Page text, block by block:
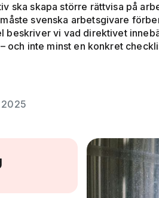
ska skapa större rättvisa på
svenska arbetsgivare
beskriver vi vad direktivet
och inte minst en konkret
2025